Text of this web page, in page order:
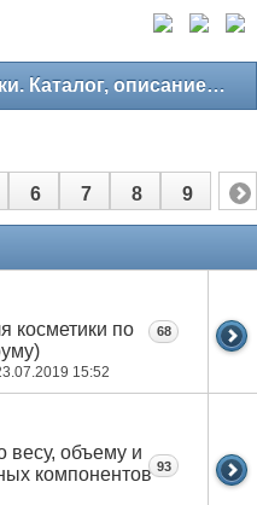
Компоненты для косметики. Каталог, описание, свойства
6 7 8 9
косметики по
15:52
68
объему и
компонентов 93